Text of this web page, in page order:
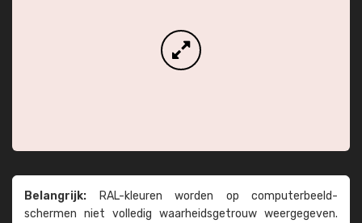
Belangrijk: RAL-kleuren worden op computer­beeld­
schermen niet volledig waarheids­­getrouw weer­gegeven.